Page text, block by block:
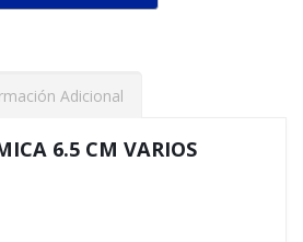
Adicional
6.5 CM VARIOS